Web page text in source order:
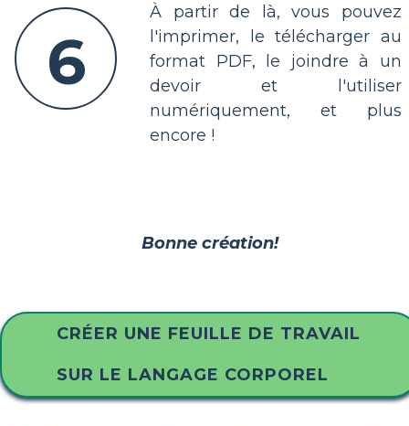
6
À partir de là, vous pouvez
l'imprimer, le télécharger au
format PDF, le joindre à un
devoir et l'utiliser
numériquement, et plus
encore !
Bonne création!
CRÉER UNE FEUILLE DE TRAVAIL
SUR LE LANGAGE CORPOREL